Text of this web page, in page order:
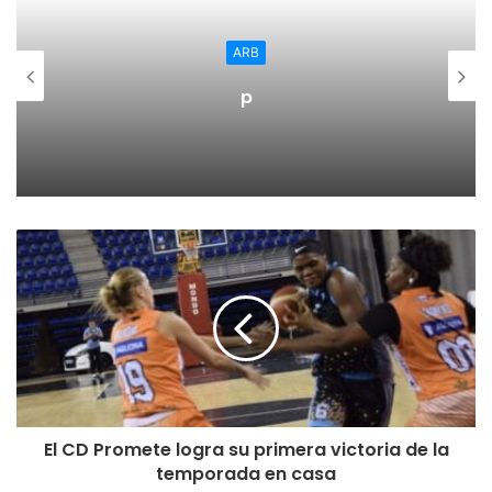
Más dispositivos y más residentes en MFyC
Además del incremento de dispositivos para la formación
de los médicos de familia, para el curso 2020-2021 se hará
Comunitaria, y dos plazas residentes/año en la
especialidad de Enfermería Familiar y Comunitaria, estas
últimas de nueva creación.
En el caso los médicos, supone un incremento de dos
nuevas plazas para formarse en La Rioja y pasa de 18 a 20
el número de profesionales que cada año iniciarán la
especialidad de Medicina Familiar y Comunitaria, una
ARB
p
El CD Promete logra su primera victoria de la
temporada en casa